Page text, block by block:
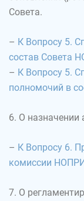
Совета.
– К Вопросу 5.
состав Совета
– К Вопросу 5.
полномочий в
6. О назначении
– К Вопросу 6.
комиссии
7. О